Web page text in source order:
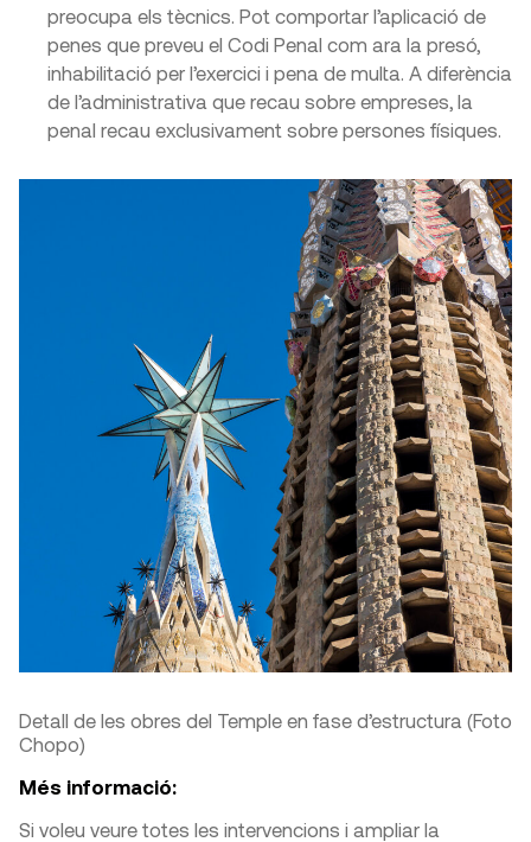
preocupa els tècnics. Pot comportar l’aplicació de
penes que preveu el Codi Penal com ara la presó,
inhabilitació per l’exercici i pena de multa. A diferència
de l’administrativa que recau sobre empreses, la
penal recau exclusivament sobre persones físiques.
Detall de les obres del Temple en fase d’estructura (Foto
Chopo)
Més informació:
Si voleu veure totes les intervencions i ampliar la